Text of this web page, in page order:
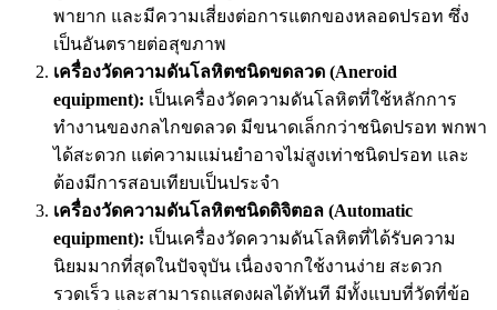
พายาก และมีความเสี่ยงต่อการแตกของหลอดปรอท ซึ่ง
เป็นอันตรายต่อสุขภาพ
เครื่องวัดความดันโลหิตชนิดขดลวด (Aneroid
equipment): เป็นเครื่องวัดความดันโลหิตที่ใช้หลักการ
ทำงานของกลไกขดลวด มีขนาดเล็กกว่าชนิดปรอท พกพา
ได้สะดวก แต่ความแม่นยำอาจไม่สูงเท่าชนิดปรอท และ
ต้องมีการสอบเทียบเป็นประจำ
เครื่องวัดความดันโลหิตชนิดดิจิตอล (Automatic
equipment): เป็นเครื่องวัดความดันโลหิตที่ได้รับความ
นิยมมากที่สุดในปัจจุบัน เนื่องจากใช้งานง่าย สะดวก
รวดเร็ว และสามารถแสดงผลได้ทันที มีทั้งแบบที่วัดที่ข้อ